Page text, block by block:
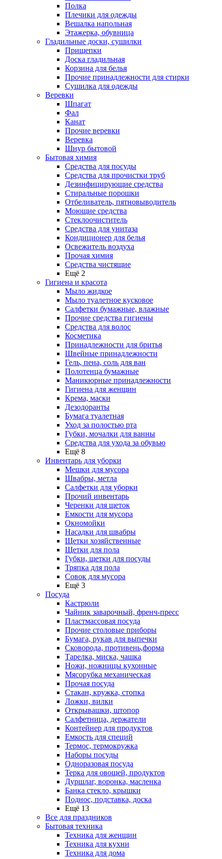
Полка
Плечики для одежды
Вешалка напольная
Этажерка, обувница
Гладильные доски, сушилки
Прищепки
Доска гладильная
Корзина для белья
Прочие принадлежности для стирки
Сушилка для одежды
Веревки
Шпагат
Фал
Канат
Прочие веревки
Веревка
Шнур бытовой
Бытовая химия
Средства для посуды
Средства для прочистки труб
Дезинфицирующие средства
Стиральные порошки
Отбеливатель, пятновыводитель
Моющие средства
Стеклоочиститель
Средства для унитаза
Кондиционер для белья
Освежитель воздуха
Прочая химия
Средства чистящие
Ещё 2
Гигиена и красота
Мыло жидкое
Мыло туалетное кусковое
Салфетки бумажные, влажные
Прочие средства гигиены
Средства для волос
Косметика
Принадлежности для бритья
Швейные принадлежности
Гель, пена, соль для ван
Полотенца бумажные
Маникюрные принадлежности
Гигиена для женщин
Крема, маски
Дезодоранты
Бумага туалетная
Уход за полостью рта
Губки, мочалки для ванны
Средства для ухода за обувью
Ещё 8
Инвентарь для уборки
Мешки для мусора
Швабры, метла
Салфетки для уборки
Прочий инвентарь
Черенки для щеток
Емкости для мусора
Окномойки
Насадки для швабры
Щетки хозяйственные
Щетки для пола
Губки, щетки для посуды
Тряпка для пола
Совок для мусора
Ещё 3
Посуда
Кастрюли
Чайник заварочный, френч-пресс
Пластмассовая посуда
Прочие столовые приборы
Бумага, рукав для выпечки
Сковорода, противень,форма
Тарелка, миска, чашка
Ножи, ножницы кухонные
Мясорубка механическая
Прочая посуда
Стакан, кружка, стопка
Ложки, вилки
Открывашки, штопор
Салфетница, держатели
Контейнер для продуктов
Емкость для специй
Термос, термокружка
Наборы посуды
Одноразовая посуда
Терка для овощей, продуктов
Дуршлаг, воронка, масленка
Банка стекло, крышки
Поднос, подставка, доска
Ещё 13
Все для праздников
Бытовая техника
Техника для женщин
Техника для кухни
Техника для дома